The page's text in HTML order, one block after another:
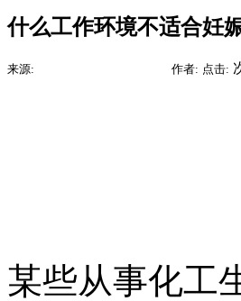
什么工作环境不适合妊
来源: 作者: 点击:
某些从事化工